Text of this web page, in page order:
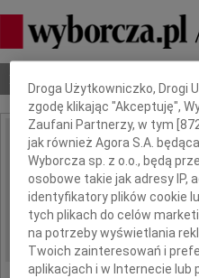
Nekrologi Odeszli
IMIĘ I NAZWISKO:
REGION: Warszawa
DATA EMISJI: 17.06.2009
Dbamy o Twoją prywatność
Droga Użytkowniczko, Drogi
zgodę klikając "Akceptuję",
Zaufani Partnerzy, w tym [
jak również Agora S.A.
Wyborcza sp. z o.o., będą
osobowe takie jak adresy IP,
identyfikatory plików cookie
tych plikach do celów
na potrzeby wyświetlania
Twoich zainteresowań i
aplikacjach i w Internecie